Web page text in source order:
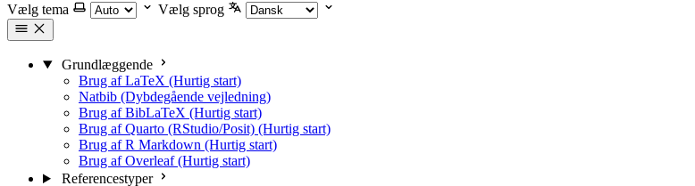
Vælg tema
Vælg sprog
Grundlæggende
Brug af LaTeX (Hurtig start)
Natbib (Dybdegående vejledning)
Brug af BibLaTeX (Hurtig start)
Brug af Quarto (RStudio/Posit) (Hurtig start)
Brug af R Markdown (Hurtig start)
Brug af Overleaf (Hurtig start)
Referencestyper